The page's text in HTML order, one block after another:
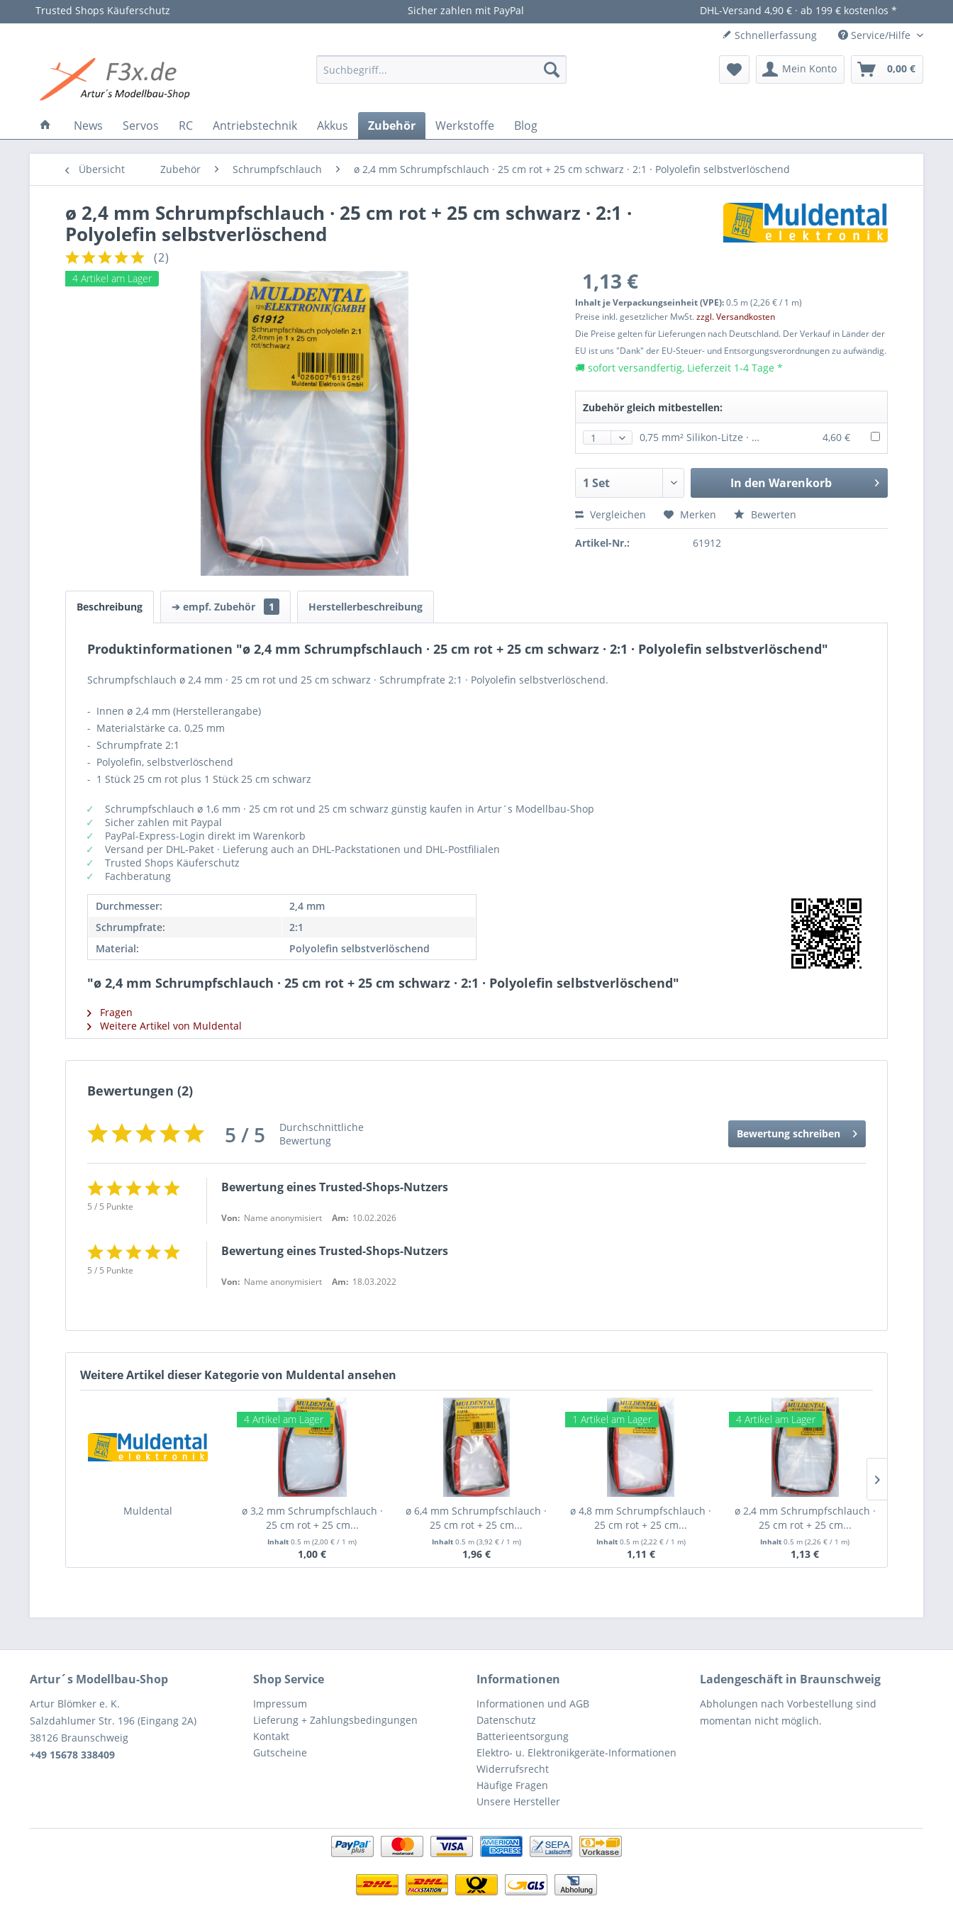
Trusted Shops Käuferschutz Sicher zahlen mit PayPal
DHL-Versand 4,90 € · ab 199 € kostenlos *
Schnellerfassung
Service/Hilfe
Mein Konto 0,00 €
News Servos RC Antriebstechnik Akkus Zubehör Werkstoffe Blog
Übersicht Zubehör Schrumpfschlauch ø 2,4 mm Schrumpfschlauch · 25 cm rot + 25 cm schwarz · 2:1 · Polyolefin selbstverlöschend
ø 2,4 mm Schrumpfschlauch · 25 cm rot + 25 cm schwarz · 2:1 ·
Polyolefin selbstverlöschend
(2)
4 Artikel am Lager 1,13 €
Inhalt je Verpackungseinheit (VPE):0.5 m (2,26 € / 1 m)
Preise inkl. gesetzlicher MwSt.zzgl. Versandkosten
Die Preise gelten für Lieferungen nach Deutschland. Der Verkauf in Länder der
EU ist uns "Dank" der EU-Steuer- und Entsorgungsverordnungen zu aufwändig.
🚚 sofort versandfertig, Lieferzeit 1-4 Tage *
Zubehör gleich mitbestellen:
0,75 mm² Silikon-Litze · 2 m rot + 2 m schwarz · extrem flexibel · Muldental 4,60 €
In den Warenkorb
Vergleichen Merken Bewerten
Artikel-Nr.: 61912
Beschreibung ➔ empf. Zubehör 1 Herstellerbeschreibung
Produktinformationen "ø 2,4 mm Schrumpfschlauch · 25 cm rot + 25 cm schwarz · 2:1 · Polyolefin selbstverlöschend"
Schrumpfschlauch ø 2,4 mm · 25 cm rot und 25 cm schwarz · Schrumpfrate 2:1 · Polyolefin selbstverlöschend.
- Innen ø 2,4 mm (Herstellerangabe)
- Materialstärke ca. 0,25 mm
- Schrumpfrate 2:1
- Polyolefin, selbstverlöschend
- 1 Stück 25 cm rot plus 1 Stück 25 cm schwarz
Schrumpfschlauch ø 1,6 mm · 25 cm rot und 25 cm schwarz günstig kaufen in Artur´s Modellbau-Shop
Sicher zahlen mit Paypal
PayPal-Express-Login direkt im Warenkorb
Versand per DHL-Paket · Lieferung auch an DHL-Packstationen und DHL-Postfilialen
Trusted Shops Käuferschutz
Fachberatung
Durchmesser:
2,4 mm
Schrumpfrate:
2:1
Material:
Polyolefin selbstverlöschend
"ø 2,4 mm Schrumpfschlauch · 25 cm rot + 25 cm schwarz · 2:1 · Polyolefin selbstverlöschend"
Fragen
Weitere Artikel von Muldental
Bewertungen (2)
5 / 5
Durchschnittliche
Bewertung
Bewertung schreiben
5 / 5 Punkte
Bewertung eines Trusted-Shops-Nutzers
Von: Name anonymisiert Am: 10.02.2026
5 / 5 Punkte
Bewertung eines Trusted-Shops-Nutzers
Von: Name anonymisiert Am: 18.03.2022
Weitere Artikel dieser Kategorie von Muldental ansehen
Muldental
4 Artikel am Lager
ø 3,2 mm Schrumpfschlauch ·
25 cm rot + 25 cm...
Inhalt0.5 m(2,00 € / 1 m)
1,00 €
ø 6,4 mm Schrumpfschlauch ·
25 cm rot + 25 cm...
Inhalt 0.5 m (3,92 € / 1 m)
1,96 €
1 Artikel am Lager
ø 4,8 mm Schrumpfschlauch ·
25 cm rot + 25 cm...
Inhalt 0.5 m (2,22 € / 1 m)
1,11 €
4 Artikel am Lager
ø 2,4 mm Schrumpfschlauch ·
25 cm rot + 25 cm...
Inhalt0.5 m(2,26 € / 1 m)
1,13 €
Artur´s Modellbau-Shop
Artur Blömker e. K.
Salzdahlumer Str. 196 (Eingang 2A)
38126 Braunschweig
+49 15678 338409
Shop Service
Impressum
Lieferung + Zahlungsbedingungen
Kontakt
Gutscheine
Informationen
Informationen und AGB
Datenschutz
Batterieentsorgung
Elektro- u. Elektronikgeräte-Informationen
Widerrufsrecht
Häufige Fragen
Unsere Hersteller
Ladengeschäft in Braunschweig
Abholungen nach Vorbestellung sind
momentan nicht möglich.